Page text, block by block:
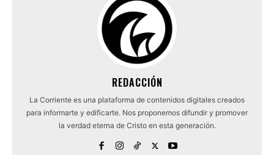
REDACCIÓN
La Corriente es una plataforma de contenidos digitales creados
para informarte y edificarte. Nos proponemos difundir y promover
la verdad eterna de Cristo en esta generación.